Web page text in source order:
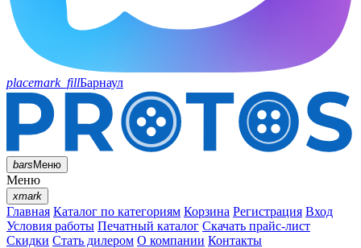
placemark_fillБарнаул
barsМеню
Меню
xmark
Главная Каталог по категориям Корзина Регистрация Вход
Условия работы Печатный каталог Скачать прайс-лист
Скидки Стать дилером О компании Контакты